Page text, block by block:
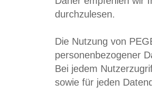
durchzulesen.
Die Nutzung von
personenbezogener
Bei jedem
sowie für jeden